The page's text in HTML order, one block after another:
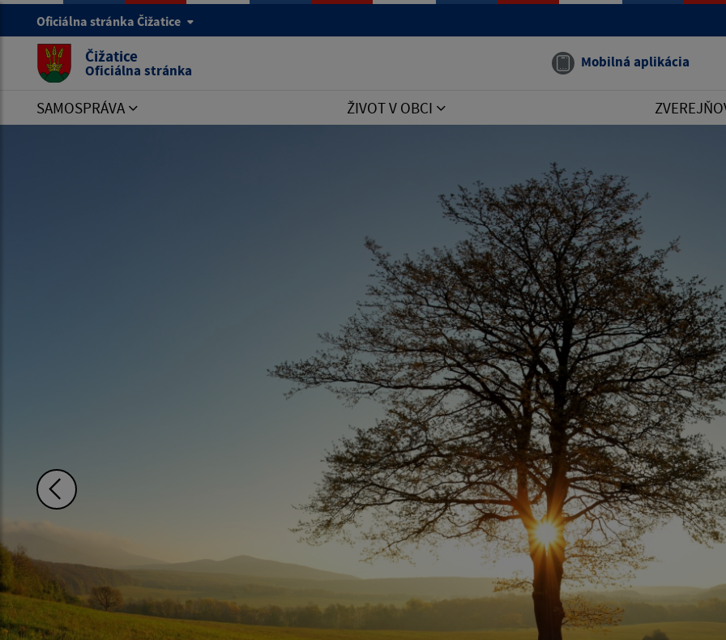
Oficiálna stránka Čižatice
Čižatice
Oficiálna stránka Mobilná aplikácia
SAMOSPRÁVA ŽIVOT V OBCI